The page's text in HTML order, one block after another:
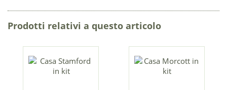
Prodotti relativi a questo articolo